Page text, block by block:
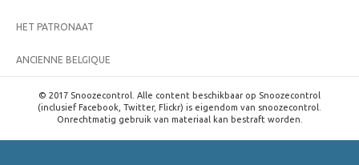
HET PATRONAAT
ANCIENNE BELGIQUE
© 2017 Snoozecontrol. Alle content beschikbaar op Snoozecontrol
(inclusief Facebook, Twitter, Flickr) is eigendom van snoozecontrol.
Onrechtmatig gebruik van materiaal kan bestraft worden.